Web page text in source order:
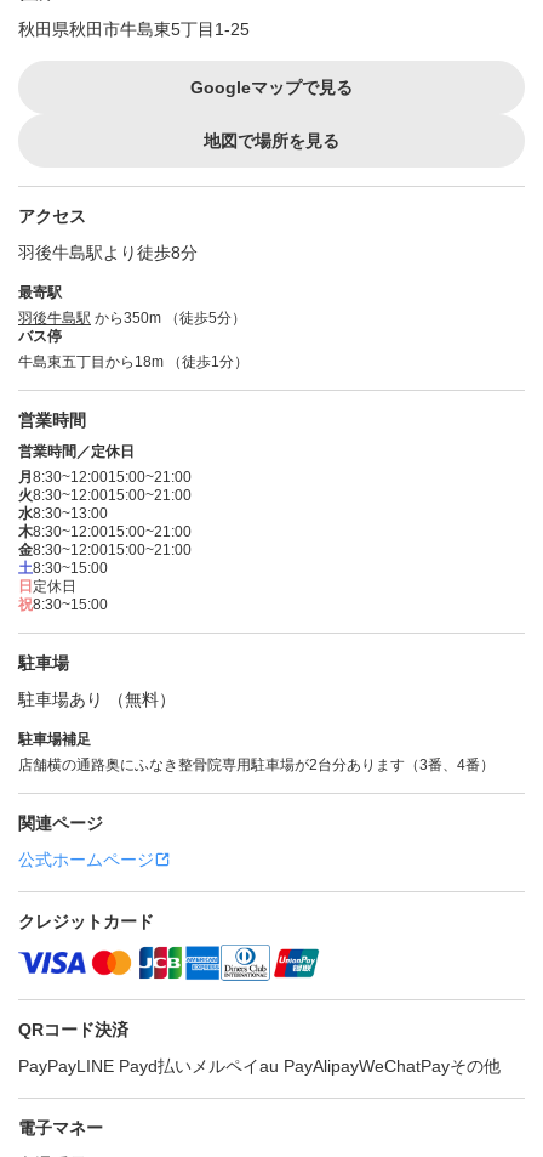
秋田県秋田市牛島東5丁目1-25
Googleマップで見る
地図で場所を見る
アクセス
羽後牛島駅より徒歩8分
最寄駅
羽後牛島駅 から350m （徒歩5分）
バス停
牛島東五丁目から18m （徒歩1分）
営業時間
営業時間／定休日
月 8:30~12:0015:00~21:00
火8:30~12:0015:00~21:00
水8:30~13:00
木8:30~12:0015:00~21:00
金8:30~12:0015:00~21:00
土8:30~15:00
日 定休日
祝8:30~15:00
駐車場
駐車場あり （無料）
駐車場補足
店舗横の通路奥にふなき整骨院専用駐車場が2台分あります（3番、4番）
関連ページ
公式ホームページ
クレジットカード
QRコード決済
PayPayLINE Payd払い メルペイau PayAlipayWeChatPayその他
電子マネー